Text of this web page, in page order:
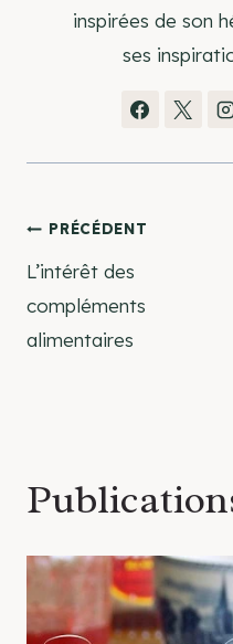
inspirées de son
ses
Navigation
de
l’article
PRÉCÉDENT
L’intérêt des
compléments
alimentaires